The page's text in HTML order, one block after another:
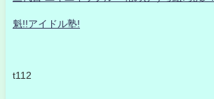
魁!!アイドル塾!
t112